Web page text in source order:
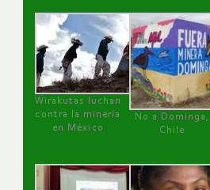
Wirakutas luchan
contra la minería
en México
No a Dominga,
Chile